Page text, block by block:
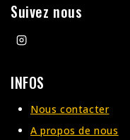
Suivez nous
INFOS
Nous contacter
A propos de nous